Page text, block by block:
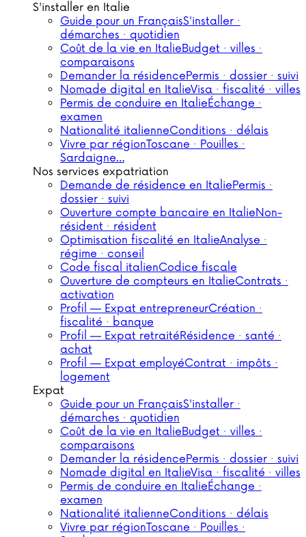
S'installer en Italie
Guide pour un FrançaisS'installer ·
démarches · quotidien
Coût de la vie en ItalieBudget · villes ·
comparaisons
Demander la résidencePermis · dossier · suivi
Nomade digital en ItalieVisa · fiscalité · villes
Permis de conduire en ItalieÉchange ·
examen
Nationalité italienneConditions · délais
Vivre par régionToscane · Pouilles ·
Sardaigne…
Nos services expatriation
Demande de résidence en ItaliePermis ·
dossier · suivi
Ouverture compte bancaire en ItalieNon-
résident · résident
Optimisation fiscalité en ItalieAnalyse ·
régime · conseil
Code fiscal italienCodice fiscale
Ouverture de compteurs en ItalieContrats ·
activation
Profil — Expat entrepreneurCréation ·
fiscalité · banque
Profil — Expat retraitéRésidence · santé ·
achat
Profil — Expat employéContrat · impôts ·
logement
Expat
Guide pour un FrançaisS'installer ·
démarches · quotidien
Coût de la vie en ItalieBudget · villes ·
comparaisons
Demander la résidencePermis · dossier · suivi
Nomade digital en ItalieVisa · fiscalité · villes
Permis de conduire en ItalieÉchange ·
examen
Nationalité italienneConditions · délais
Vivre par régionToscane · Pouilles ·